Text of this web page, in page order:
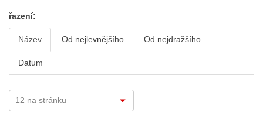
řazení:
Název Od nejlevnějšího Od nejdražšího
Datum